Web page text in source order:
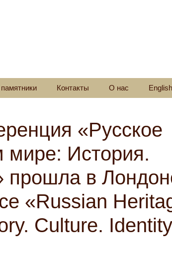
Контакты О нас English
«Русское
мире: История.
прошла в
«Russian
Culture.